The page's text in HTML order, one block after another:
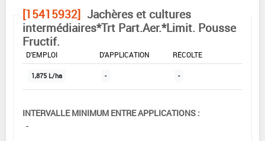
[15415932] Jachères et cultures
intermédiaires*Trt Part.Aer.*Limit. Pousse
Fructif.
DOSE MAX
D'EMPLOI
D'APPLICATION
RÉCOLTE
1,875 L/ha - -
INTERVALLE MINIMUM ENTRE APPLICATIONS :
-